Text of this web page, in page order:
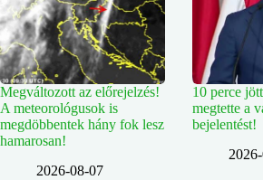
Megváltozott az előrejelzés!
A meteorológusok is
megdöbbentek hány fok lesz
hamarosan!
2026-08-07
10 perce
megtette a
bejelentést!